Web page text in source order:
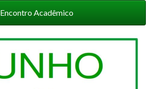
Encontro Acadêmico